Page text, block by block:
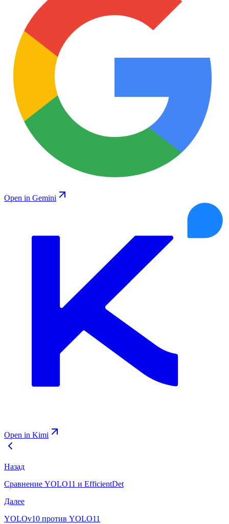
Open in Gemini
Open in Kimi
Назад
Сравнение YOLO11 и EfficientDet
Далее
YOLOv10 против YOLO11